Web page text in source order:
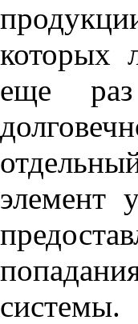
которых
еще
элемент